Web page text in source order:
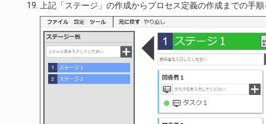
上記「ステージ」の作成からプロセス定義の作成までの手